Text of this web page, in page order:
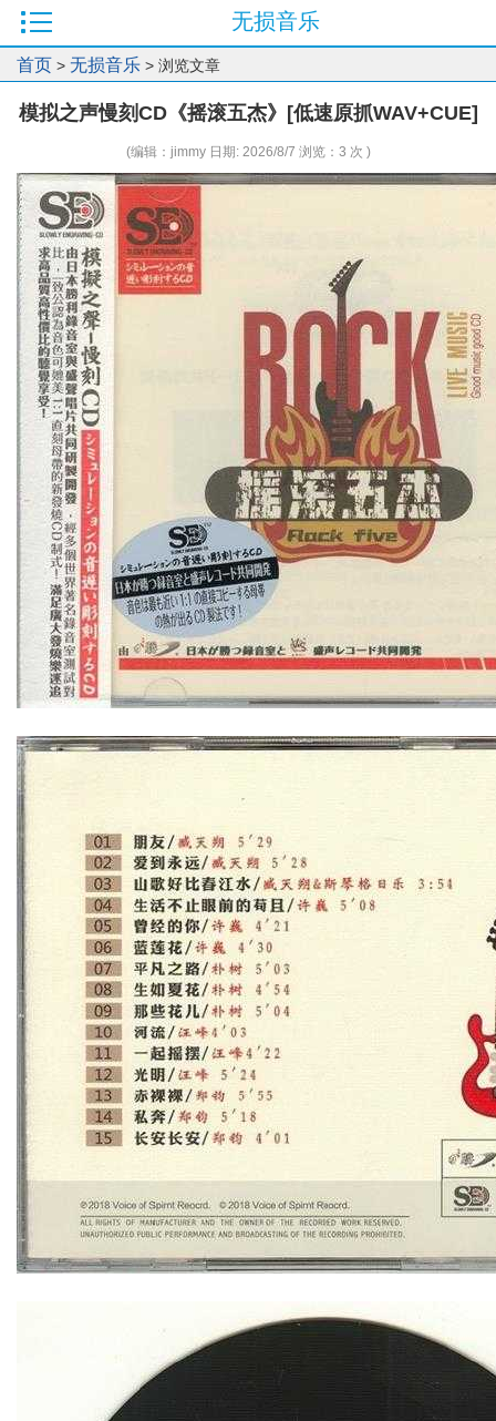
无损音乐
首页 > 无损音乐 > 浏览文章
模拟之声慢刻CD《摇滚五杰》[低速原抓WAV+CUE]
(编辑：jimmy 日期: 2026/8/7 浏览：3 次 )